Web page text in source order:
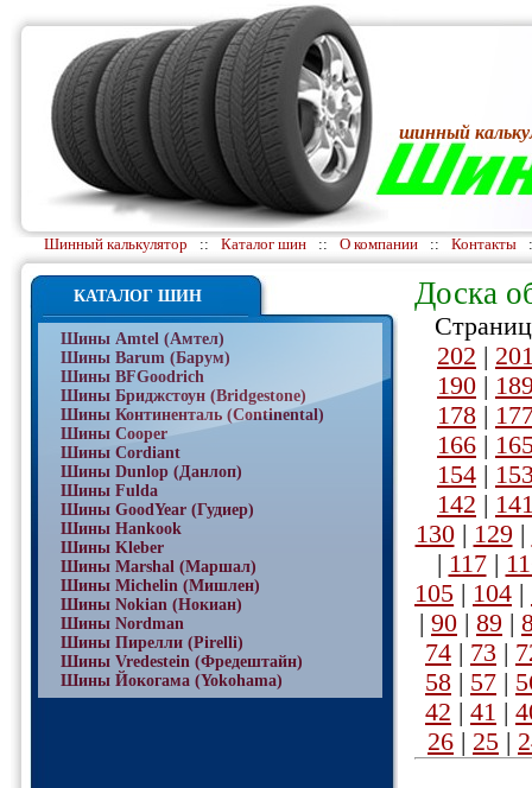
шинный
Шинный калькулятор :: Каталог шин :: О компании :: Контакты
КАТАЛОГ ШИН
Шины Amtel (Амтел)
Шины Barum (Барум)
Шины BFGoodrich
Шины Бриджстоун (Bridgestone)
Шины Континенталь (Continental)
Шины Cooper
Шины Cordiant
Шины Dunlop (Данлоп)
Шины Fulda
Шины GoodYear (Гудиер)
Шины Hankook
Шины Kleber
Шины Marshal (Маршал)
Шины Michelin (Мишлен)
Шины Nokian (Нокиан)
Шины Nordman
Шины Пирелли (Pirelli)
Шины Vredestein (Фредештайн)
Шины Йокогама (Yokohama)
Доска
202 |
190 |
178 |
166 |
154 |
142 |
130| 129 |
| 117|
105 | 104 |
| 90 | 89 |
74 | 73 |
58 | 57 |
42 | 41 |
26 | 25 |